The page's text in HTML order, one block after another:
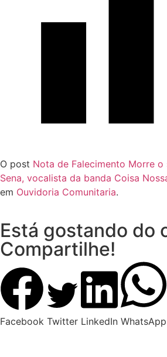
O post Nota de Falecimento Morre o
Sena, vocalista da banda Coisa
em Ouvidoria Comunitaria.
Está gostando do
Compartilhe!
Facebook Twitter LinkedIn WhatsApp